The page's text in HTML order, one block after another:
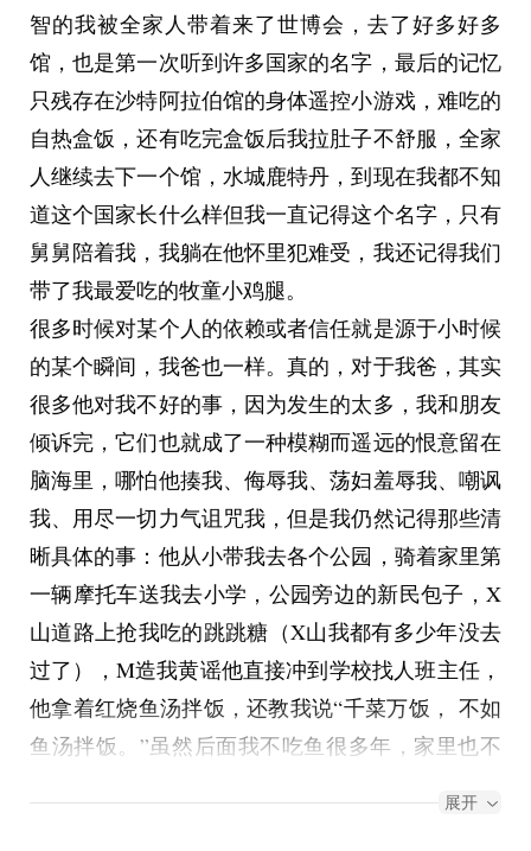
试，然后被拒之门外。
我小时候想过自己会把大了的自己拒之门外吗？
智的我被全家人带着来了世博会，去了好多好多
馆，也是第一次听到许多国家的名字，最后的记忆
只残存在沙特阿拉伯馆的身体遥控小游戏，难吃的
自热盒饭，还有吃完盒饭后我拉肚子不舒服，全家
人继续去下一个馆，水城鹿特丹，到现在我都不知
道这个国家长什么样但我一直记得这个名字，只有
舅舅陪着我，我躺在他怀里犯难受，我还记得我们
带了我最爱吃的牧童小鸡腿。
很多时候对某个人的依赖或者信任就是源于小时候
的某个瞬间，我爸也一样。真的，对于我爸，其实
很多他对我不好的事，因为发生的太多，我和朋友
倾诉完，它们也就成了一种模糊而遥远的恨意留在
脑海里，哪怕他揍我、侮辱我、荡妇羞辱我、嘲讽
我、用尽一切力气诅咒我，但是我仍然记得那些清
晰具体的事：他从小带我去各个公园，骑着家里第
一辆摩托车送我去小学，公园旁边的新民包子，X
山道路上抢我吃的跳跳糖（X山我都有多少年没去
过了），M造我黄谣他直接冲到学校找人班主任，
他拿着红烧鱼汤拌饭，还教我说“千菜万饭， 不如
鱼汤拌饭。”虽然后面我不吃鱼很多年，家里也不
展开